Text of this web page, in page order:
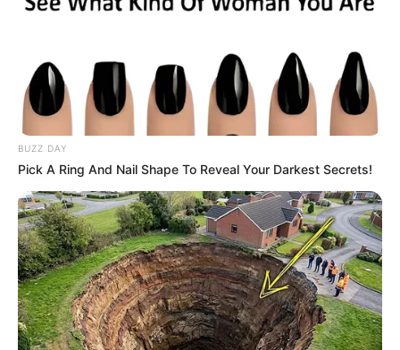
(foto: instagram/masaji_)
5. Sebelum terjun ke dunia hiburan, ternyata pernah
berkeinginan menjadi seorang polisi
BUZZ DAY
Pick A Ring And Nail Shape To Reveal Your Darkest Secrets!